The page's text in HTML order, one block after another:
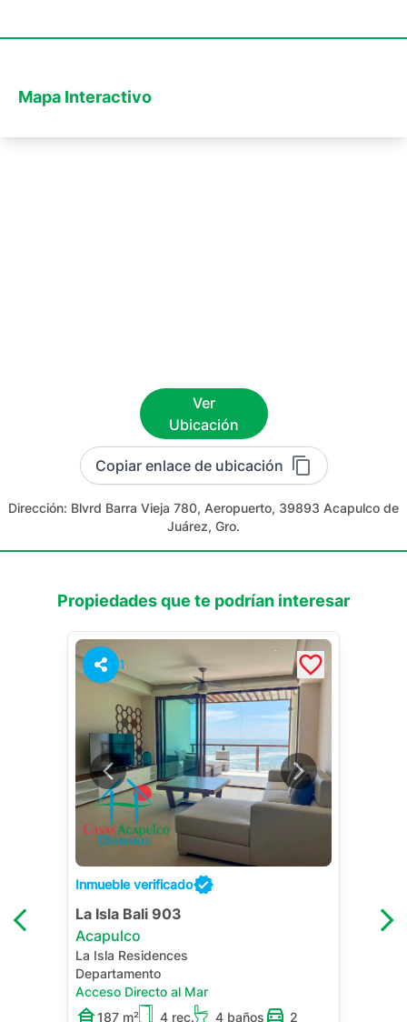
Mapa Interactivo
Ver
Ubicación
Copiar enlace de ubicación
Dirección: Blvrd Barra Vieja 780, Aeropuerto, 39893 Acapulco de
Juárez, Gro.
Propiedades que te podrían interesar
1
Inmueble verificado
La Isla Bali 903
Acapulco
La Isla Residences
Departamento
Acceso Directo al Mar
187 m²
4 rec. 4 baños 2